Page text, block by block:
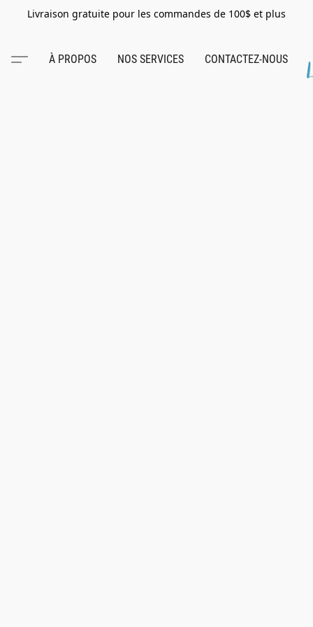
Livraison gratuite pour les commandes de 100$ et plus
À PROPOS NOS SERVICES CONTACTEZ-NOUS